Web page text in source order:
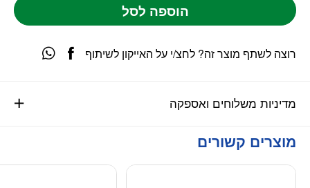
הוספה לסל
מדיניות משלוחים ואספקה
רוצה לשתף מוצר זה? לחצ/י על האייקון לשיתוף
מוצרים קשורים